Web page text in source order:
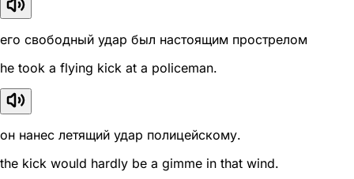
его свободный удар был настоящим прострелом
he took a flying kick at a policeman.
он нанес летящий удар полицейскому.
the kick would hardly be a gimme in that wind.